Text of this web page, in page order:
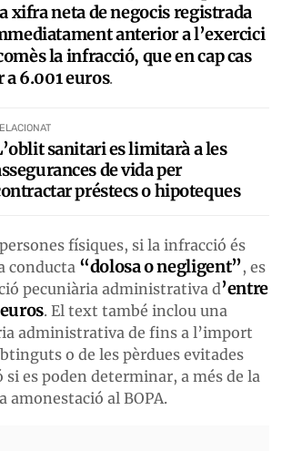
xifra neta de negocis registrada
anterior a l’exercici
la infracció, que en cap cas
6.001 euros.
sanitari es limitarà a les
de vida per
préstecs o hipoteques
físiques, si la infracció és
conducta “dolosa o negligent”, es
pecuniària administrativa d’entre
. El text també inclou una
administrativa de fins a l’import
o de les pèrdues evitades
es poden determinar, a més de la
amonestació al BOPA.